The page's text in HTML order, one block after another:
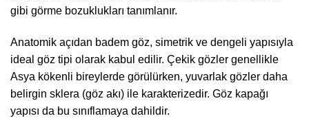
gibi görme bozuklukları tanımlanır.
Anatomik açıdan badem göz, simetrik ve dengeli yapısıyla
ideal göz tipi olarak kabul edilir. Çekik gözler genellikle
Asya kökenli bireylerde görülürken, yuvarlak gözler daha
belirgin sklera (göz akı) ile karakterizedir. Göz kapağı
yapısı da bu sınıflamaya dahildir.